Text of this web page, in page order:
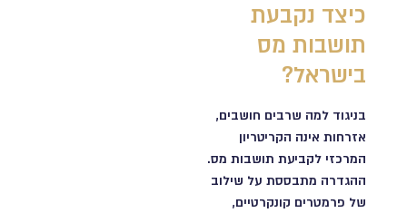
כיצד נקבעת
תושבות מס
בישראל?
בניגוד למה שרבים חושבים,
אזרחות אינה הקריטריון
המרכזי לקביעת תושבות מס.
ההגדרה מתבססת על שילוב
של פרמטרים קונקרטיים,